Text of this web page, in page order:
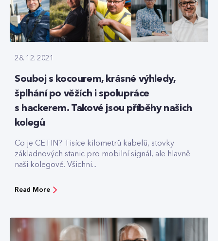
28. 12. 2021
Souboj s kocourem, krásné výhledy,
šplhání po věžích i spolupráce
s hackerem. Takové jsou příběhy našich
kolegů
Co je CETIN? Tisíce kilometrů kabelů, stovky
základnových stanic pro mobilní signál, ale hlavně
naši kolegové. Všichni...
Read More